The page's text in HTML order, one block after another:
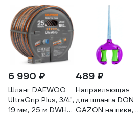
6 990 ₽
Шланг DAEWOO
UltraGrip Plus, 3/4",
19 мм, 25 м DWH
489 ₽
Направляющая
для шланга DON
GAZON на пике, 2